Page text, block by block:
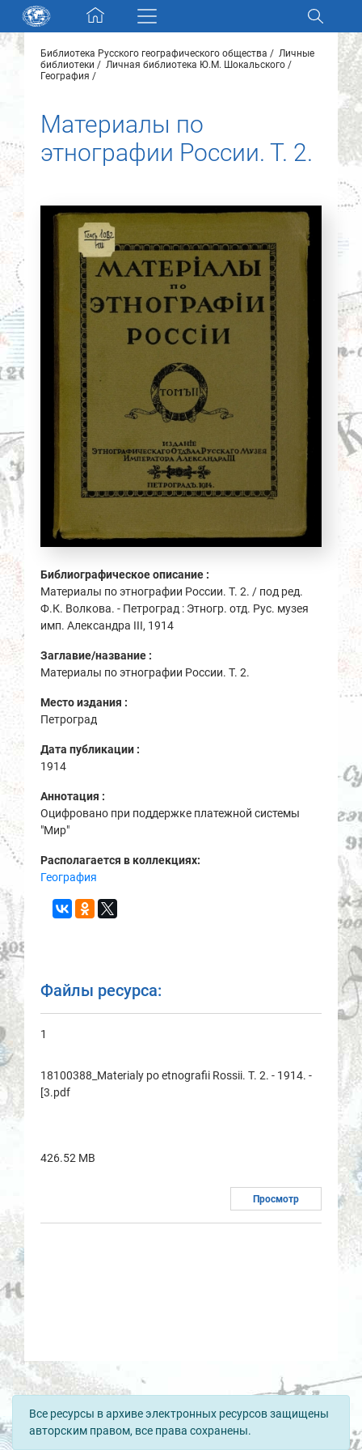
Skip navigation
Разделы и коллекции
Новости
О нас
Контакты
Партнеры
Библиотека Русского географического общества
Личные
библиотеки
Личная библиотека Ю.М. Шокальского
География
Материалы по
этнографии России. Т. 2.
Библиографическое описание :
Материалы по этнографии России. Т. 2. / под ред.
Ф.К. Волкова. - Петроград : Этногр. отд. Рус. музея
имп. Александра III, 1914
Заглавие/название :
Материалы по этнографии России. Т. 2.
Место издания :
Петроград
Дата публикации :
1914
Аннотация :
Оцифровано при поддержке платежной системы
"Мир"
Располагается в коллекциях:
География
Файлы ресурса:
1
18100388_Materialy po etnografii Rossii. T. 2. - 1914. -
[3.pdf
426.52 MB
Просмотр
Все ресурсы в архиве электронных ресурсов защищены
авторским правом, все права сохранены.